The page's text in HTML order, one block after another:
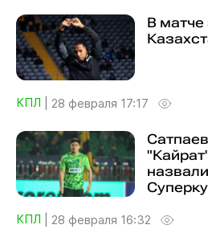
В матче
КПЛ 28 февраля 17:17
КПЛ 28 февраля 16:32